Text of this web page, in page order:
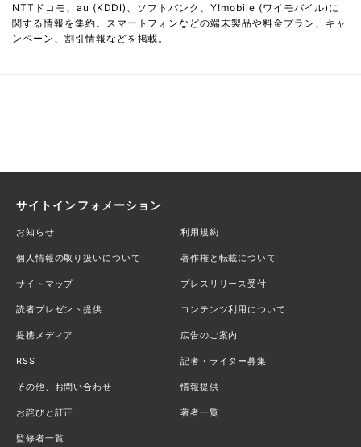
NTTドコモ、au (KDDI)、ソフトバンク、Y!mobile (ワイモバイル)に
関する情報を集約。スマートフォンなどの端末製品や料金プラン、キャ
ンペーン、割引情報などを掲載。
サイトインフォメーション
お知らせ 利用規約
個人情報の取り扱いについて 著作権と転載について
サイトマップ プレスリリース受付
読者プレゼント提供 コンテンツ利用について
提携メディア 広告のご案内
RSS 記者・ライター募集
その他、お問い合わせ 情報提供
お詫びと訂正 著者一覧
監修者一覧